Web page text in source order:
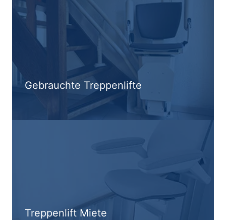
Gebrauchte Treppenlifte
Treppenlift Miete